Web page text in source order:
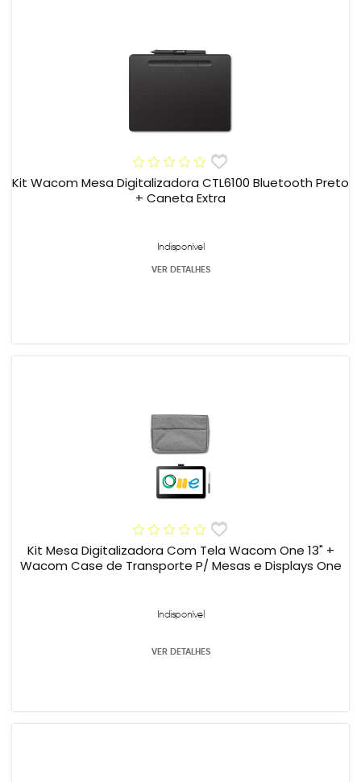
Kit Wacom Mesa Digitalizadora CTL6100 Bluetooth Preto
+ Caneta Extra
Indisponível
VER DETALHES
Kit Mesa Digitalizadora Com Tela Wacom One 13" +
Wacom Case de Transporte P/ Mesas e Displays One
Indisponível
VER DETALHES